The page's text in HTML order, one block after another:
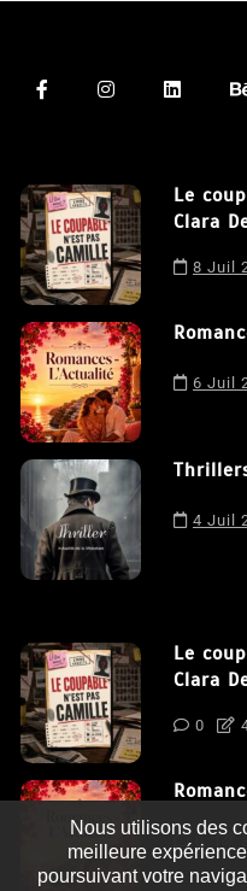
Le
Clara
8 Juil
6 Juil
4 Juil
Le
Clara
0
0
Nous utilisons des
meilleure
poursuivant votre